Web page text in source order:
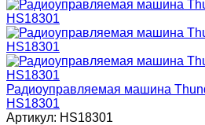
Радиоуправляемая машина
HS18301
Артикул: HS18301